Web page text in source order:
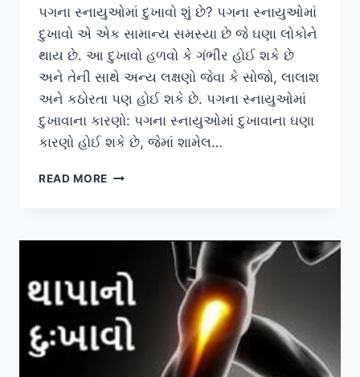
પગના સ્નાયુઓમાં દુખાવો શું છે? પગના સ્નાયુઓમાં
દુખાવો એ એક સામાન્ય સમસ્યા છે જે ઘણા લોકોને
થાય છે. આ દુખાવો હળવો કે ગંભીર હોઈ શકે છે
અને તેની સાથે અન્ય લક્ષણો જેવા કે સોજો, લાલાશ
અને કઠોરતા પણ હોઈ શકે છે. પગના સ્નાયુઓમાં
દુખાવાના કારણો: પગના સ્નાયુઓમાં દુખાવાના ઘણા
કારણો હોઈ શકે છે, જેમાં શામેલ…
READ MORE પગના